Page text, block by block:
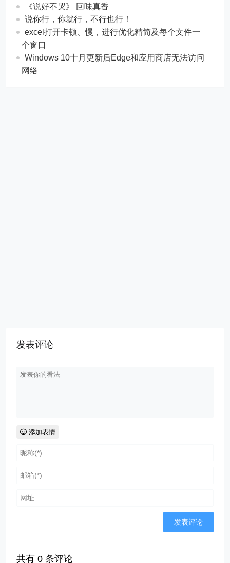
《说好不哭》 回味真香
说你行，你就行，不行也行！
excel打开卡顿、慢，进行优化精简及每个文件一
个窗口
Windows 10十月更新后Edge和应用商店无法访问
网络
发表评论
添加表情
共有0 条评论